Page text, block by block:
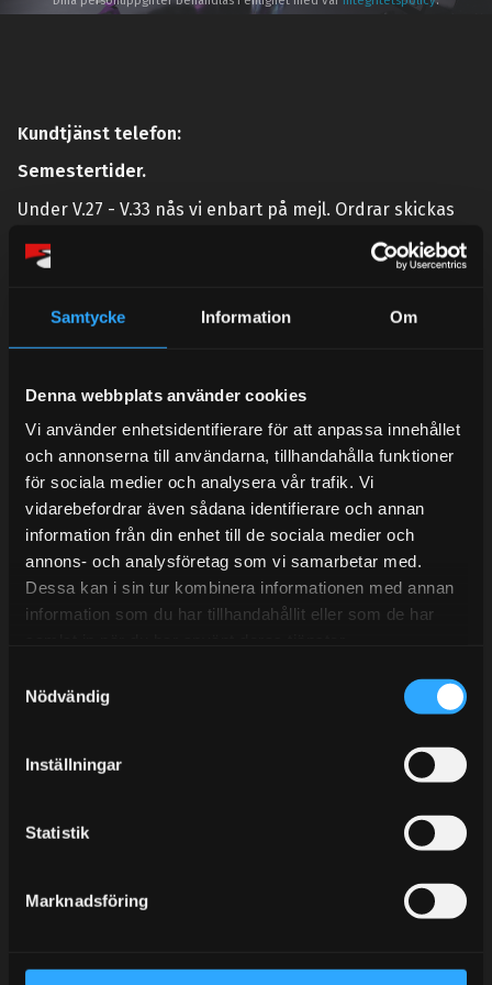
Samtycke Information Om
Denna webbplats använder cookies
Vi använder enhetsidentifierare för att anpassa innehållet
och annonserna till användarna, tillhandahålla funktioner
för sociala medier och analysera vår trafik. Vi
vidarebefordrar även sådana identifierare och annan
information från din enhet till de sociala medier och
annons- och analysföretag som vi samarbetar med.
Dessa kan i sin tur kombinera informationen med annan
information som du har tillhandahållit eller som de har
Nödvändig
Inställningar
Statistik
Marknadsföring
Kundtjänst telefon:
Semestertider.
Under V.27 - V.33 nås vi enbart på mejl. Ordrar skickas
under sommaren men med viss fördröjning. 2/7 -9/7 är
det helt stängt.
E-post:info@streetperformance.se
BLOGG
KUNSKAPSCENTER
KUNDTJÄNST